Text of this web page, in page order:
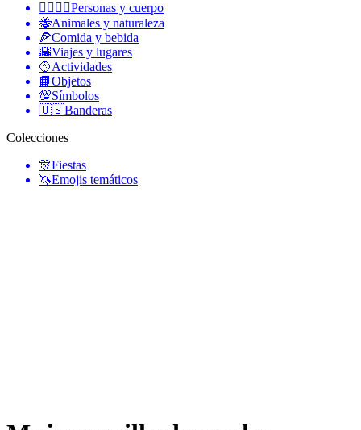
👩‍❤️‍💋‍👨Personas y cuerpo
🐝Animales y naturaleza
🍕Comida y bebida
🌇Viajes y lugares
🥎Actividades
📙Objetos
💯Símbolos
🇺🇸Banderas
Colecciones
🎊Fiestas
🦄Emojis temáticos